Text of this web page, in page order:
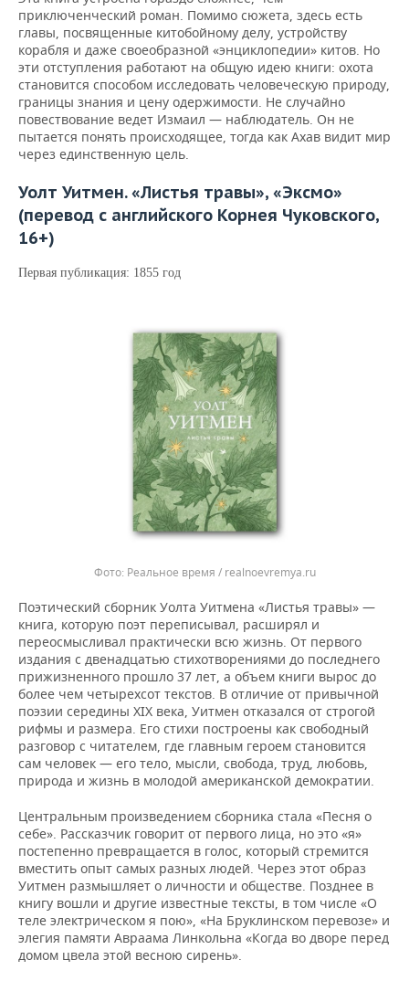
приключенческий роман. Помимо сюжета, здесь есть
главы, посвященные китобойному делу, устройству
корабля и даже своеобразной «энциклопедии» китов. Но
эти отступления работают на общую идею книги: охота
становится способом исследовать человеческую природу,
границы знания и цену одержимости. Не случайно
повествование ведет Измаил — наблюдатель. Он не
пытается понять происходящее, тогда как Ахав видит мир
через единственную цель.
Уолт Уитмен. «Листья травы», «Эксмо»
(перевод с английского Корнея Чуковского,
16+)
Первая публикация: 1855 год
Реальное время / realnoevremya.ru
Поэтический сборник Уолта Уитмена «Листья травы» —
книга, которую поэт переписывал, расширял и
переосмысливал практически всю жизнь. От первого
издания с двенадцатью стихотворениями до последнего
прижизненного прошло 37 лет, а объем книги вырос до
более чем четырехсот текстов. В отличие от привычной
поэзии середины XIX века, Уитмен отказался от строгой
рифмы и размера. Его стихи построены как свободный
разговор с читателем, где главным героем становится
сам человек — его тело, мысли, свобода, труд, любовь,
природа и жизнь в молодой американской демократии.
Центральным произведением сборника стала «Песня о
себе». Рассказчик говорит от первого лица, но это «я»
постепенно превращается в голос, который стремится
вместить опыт самых разных людей. Через этот образ
Уитмен размышляет о личности и обществе. Позднее в
книгу вошли и другие известные тексты, в том числе «О
теле электрическом я пою», «На Бруклинском перевозе» и
элегия памяти Авраама Линкольна «Когда во дворе перед
домом цвела этой весною сирень».